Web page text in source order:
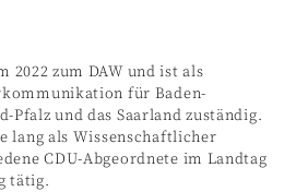
2022 zum DAW und ist als
für Baden-
Pfalz und das Saarland zuständig.
lang als Wissenschaftlicher
CDU-Abgeordnete im Landtag
tätig.